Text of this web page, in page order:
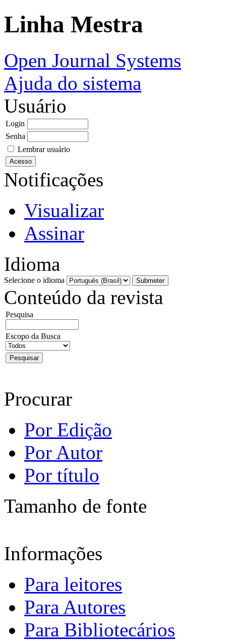
Linha Mestra
Open Journal Systems
Ajuda do sistema
Usuário
Login
Senha
Lembrar usuário
Notificações
Visualizar
Assinar
Idioma
Selecione o idioma
Conteúdo da revista
Pesquisa
Escopo da Busca
Procurar
Por Edição
Por Autor
Por título
Tamanho de fonte
Informações
Para leitores
Para Autores
Para Bibliotecários